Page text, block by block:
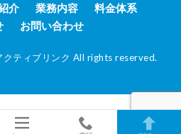
介 業務内容
料金体系
お問い合わせ
ティブリンク All rights reserved.